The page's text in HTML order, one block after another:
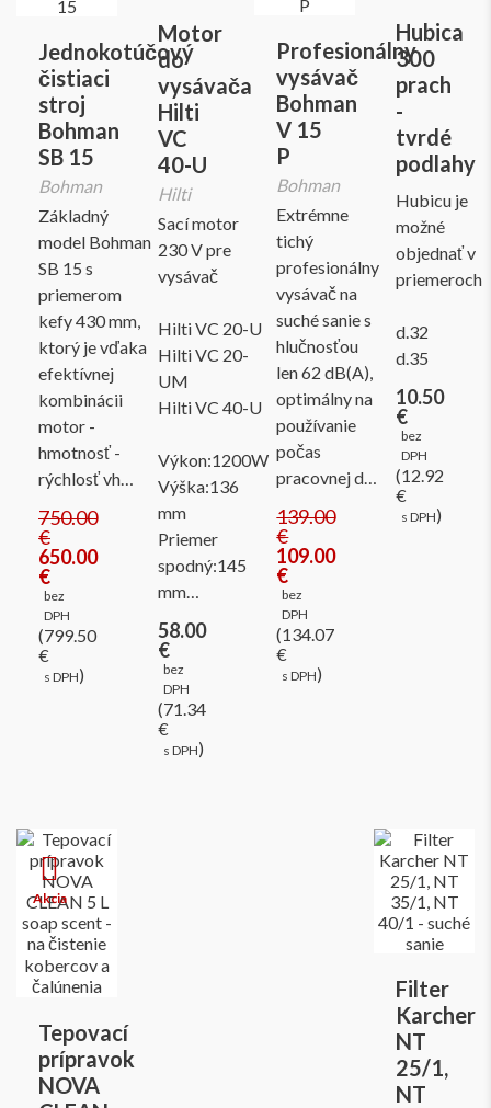
Jednokotúčový
čistiaci
stroj
Bohman
SB 15
Bohman
Základný
model Bohman
SB 15 s
priemerom
kefy 430 mm,
ktorý je vďaka
efektívnej
kombinácii
motor -
hmotnosť -
rýchlosť vh…
750.00
€
650.00
€
bez
DPH
(799.50
€
s DPH)
Motor
do
vysávača
Hilti
VC
40-U
Hilti
Sací motor
230 V pre
vysávač
Hilti VC 20-U
Hilti VC 20-
UM
Hilti VC 40-U
Výkon:1200W
Výška:136
mm
Priemer
spodný:145
mm…
58.00
€
bez
DPH
(71.34
€
s DPH)
Profesionálny
vysávač
Bohman
V 15
P
Bohman
Extrémne
tichý
profesionálny
vysávač na
suché sanie s
hlučnosťou
len 62 dB(A),
optimálny na
používanie
počas
pracovnej d…
139.00
€
109.00
€
bez
DPH
(134.07
€
s DPH)
Hubica
300
prach
-
tvrdé
podlahy
Hubicu je
možné
objednať v
priemeroch
d.32
d.35
10.50
€
bez
DPH
(12.92
€
s DPH)
Tepovací
prípravok
NOVA
Filter
Karcher
NT
25/1,
NT